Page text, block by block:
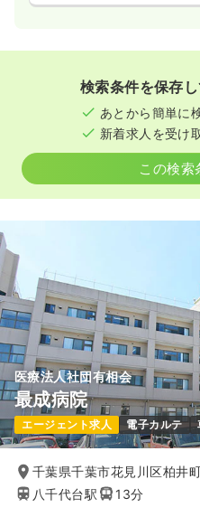
検索条件を保存
あとから簡単に
新着求人を受け
この検索
医療法人社団有相会
最成病院
エージェント求人 電子カルテ
千葉県千葉市花見川区柏井
八千代台駅
13分